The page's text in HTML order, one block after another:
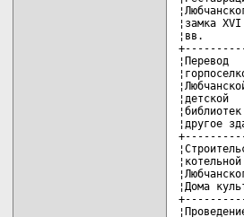
¦замка
¦вв.
¦Дома